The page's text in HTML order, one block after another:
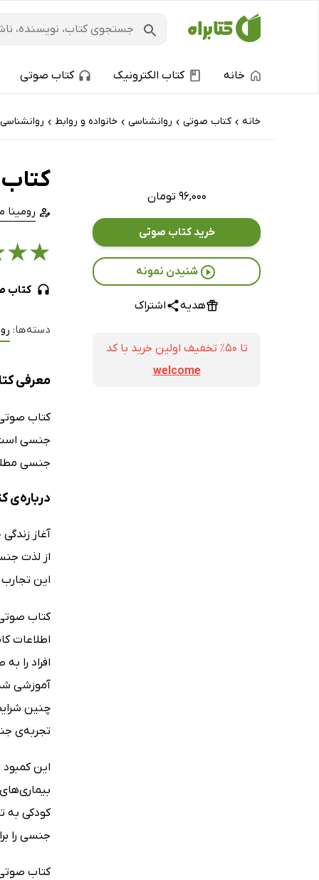
خانه کتاب الکترونیک کتاب صوتی
خانه › کتاب‌ صوتی › روانشناسی › خانواده و روابط ›
۹۶,۰۰۰ تومان
خرید کتاب صوتی
شنیدن نمونه
هدیه اشتراک
تا ۵۰٪ تخفیف اولین خرید با کد
welcome
★
★
کتاب
دسته‌ها:
معرفی
کتاب
جنسی است
جنسی
درباره‌ی
آغاز
از لذت
این
کتاب
اطلاعات
افراد را
آموزشی
چنین
تجربه‌ی
این
کودکی به
جنسی را
کتاب